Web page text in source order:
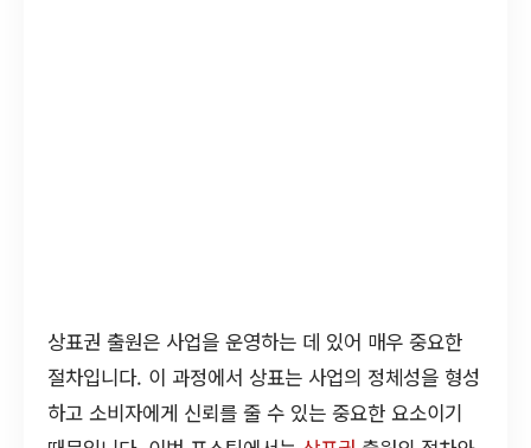
상표권 출원은 사업을 운영하는 데 있어 매우 중요한
절차입니다. 이 과정에서 상표는 사업의 정체성을 형성
하고 소비자에게 신뢰를 줄 수 있는 중요한 요소이기